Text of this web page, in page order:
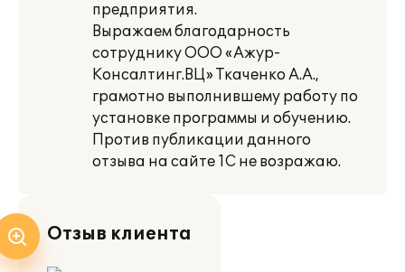
предприятия.
Выражаем благодарность
сотруднику ООО «Ажур-
Консалтинг.ВЦ» Ткаченко А.А.,
грамотно выполнившему работу по
установке программы и обучению.
Против публикации данного
отзыва на сайте 1С не возражаю.
Отзыв клиента